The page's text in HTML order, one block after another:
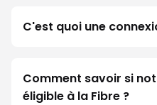
C'est quoi une
Comment savoir si
éligible à la Fibre ?